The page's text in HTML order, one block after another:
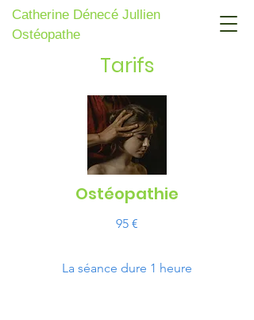
Catherine Dénecé Jullien
Ostéopathe
Tarifs
Ostéopathie
95 €
La séance dure 1 heure